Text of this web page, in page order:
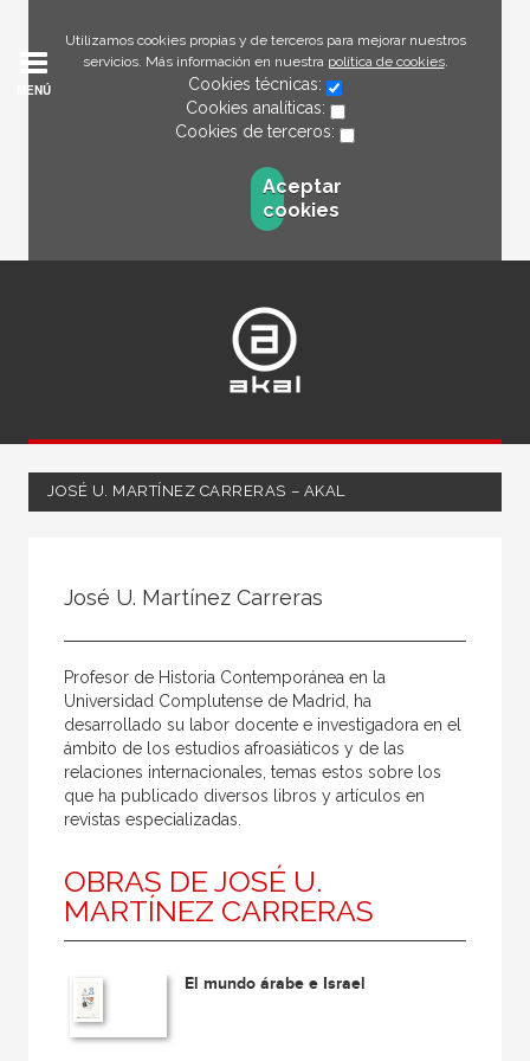
Utilizamos cookies propias y de terceros para mejorar nuestros
servicios. Más información en nuestra política de cookies.
Cookies técnicas:
Cookies analíticas:
Cookies de terceros:
Aceptar
cookies
MENÚ
JOSÉ U. MARTÍNEZ CARRERAS – AKAL
Coordinador
Editor
Editora
Escritor
Ilustrador
Prologuista
Traductor
Traductora
José U. Martínez Carreras
Profesor de Historia Contemporánea en la
Universidad Complutense de Madrid, ha
desarrollado su labor docente e investigadora en el
ámbito de los estudios afroasiáticos y de las
relaciones internacionales, temas estos sobre los
que ha publicado diversos libros y artículos en
revistas especializadas.
OBRAS DE JOSÉ U.
MARTÍNEZ CARRERAS
El mundo árabe e Israel